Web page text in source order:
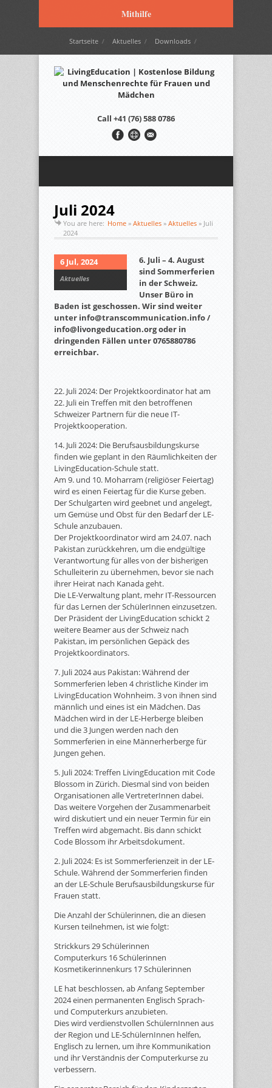
Mithilfe
Startseite Aktuelles Downloads
Wir werden unterstützt durch… Kontakt Italiano
Français English
Call +41 (76) 588 0786
Juli 2024
You are here: Home » Aktuelles » Aktuelles » Juli
2024
6 Jul, 2024
Aktuelles
6. Juli – 4. August
sind Sommerferien
in der Schweiz.
Unser Büro in
Baden ist geschossen. Wir sind weiter
unter info@transcommunication.info /
info@livongeducation.org oder in
dringenden Fällen unter 0765880786
erreichbar.
22. Juli 2024: Der Projektkoordinator hat am
22. Juli ein Treffen mit den betroffenen
Schweizer Partnern für die neue IT-
Projektkooperation.
14. Juli 2024: Die Berufsausbildungskurse
finden wie geplant in den Räumlichkeiten der
LivingEducation-Schule statt.
Am 9. und 10. Moharram (religiöser Feiertag)
wird es einen Feiertag für die Kurse geben.
Der Schulgarten wird geebnet und angelegt,
um Gemüse und Obst für den Bedarf der LE-
Schule anzubauen.
Der Projektkoordinator wird am 24.07. nach
Pakistan zurückkehren, um die endgültige
Verantwortung für alles von der bisherigen
Schulleiterin zu übernehmen, bevor sie nach
ihrer Heirat nach Kanada geht.
Die LE-Verwaltung plant, mehr IT-Ressourcen
für das Lernen der SchülerInnen einzusetzen.
Der Präsident der LivingEducation schickt 2
weitere Beamer aus der Schweiz nach
Pakistan, im persönlichen Gepäck des
Projektkoordinators.
7. Juli 2024 aus Pakistan: Während der
Sommerferien leben 4 christliche Kinder im
LivingEducation Wohnheim. 3 von ihnen sind
männlich und eines ist ein Mädchen. Das
Mädchen wird in der LE-Herberge bleiben
und die 3 Jungen werden nach den
Sommerferien in eine Männerherberge für
Jungen gehen.
5. Juli 2024: Treffen LivingEducation mit Code
Blossom in Zürich. Diesmal sind von beiden
Organisationen alle VertreterInnen dabei.
Das weitere Vorgehen der Zusammenarbeit
wird diskutiert und ein neuer Termin für ein
Treffen wird abgemacht. Bis dann schickt
Code Blossom ihr Arbeitsdokument.
2. Juli 2024: Es ist Sommerferienzeit in der LE-
Schule. Während der Sommerferien finden
an der LE-Schule Berufsausbildungskurse für
Frauen statt.
Die Anzahl der Schülerinnen, die an diesen
Kursen teilnehmen, ist wie folgt:
Strickkurs 29 Schülerinnen
Computerkurs 16 Schülerinnen
Kosmetikerinnenkurs 17 Schülerinnen
LE hat beschlossen, ab Anfang September
2024 einen permanenten Englisch Sprach-
und Computerkurs anzubieten.
Dies wird verdienstvollen SchülernInnen aus
der Region und LE-SchülernInnen helfen,
Englisch zu lernen, um ihre Kommunikation
und ihr Verständnis der Computerkurse zu
verbessern.